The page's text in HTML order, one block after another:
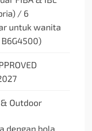
/ 6
untuk wanita
Outdoor
dengan bola